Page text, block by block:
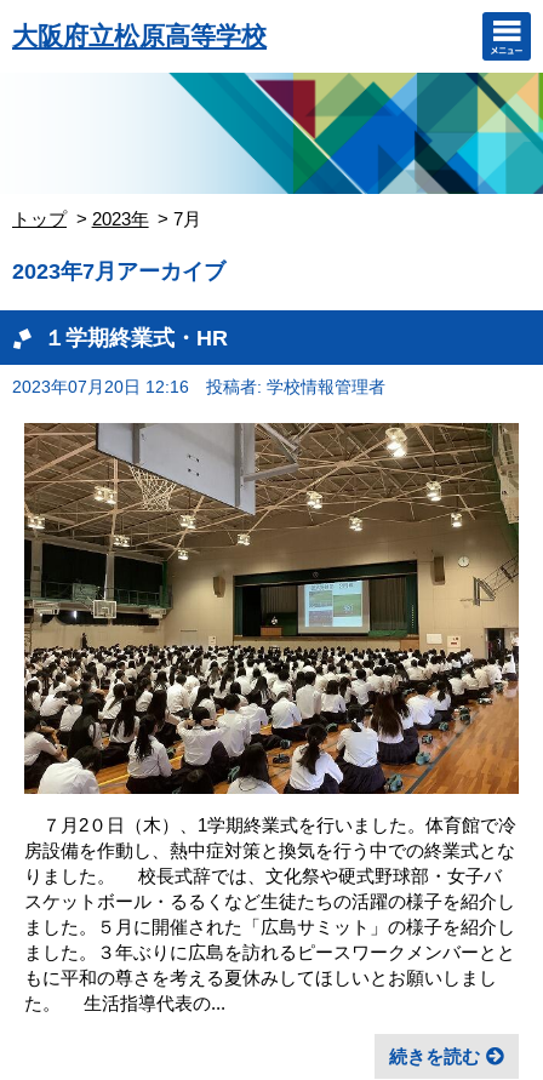
大阪府立松原高等学校
トップ 2023年 7月
2023年7月アーカイブ
１学期終業式・HR
2023年07月20日 12:16 投稿者: 学校情報管理者
７月2０日（木）、1学期終業式を行いました。体育館で冷
房設備を作動し、熱中症対策と換気を行う中での終業式とな
りました。 校長式辞では、文化祭や硬式野球部・女子バ
スケットボール・るるくなど生徒たちの活躍の様子を紹介し
ました。５月に開催された「広島サミット」の様子を紹介し
ました。３年ぶりに広島を訪れるピースワークメンバーとと
もに平和の尊さを考える夏休みしてほしいとお願いしまし
た。 生活指導代表の...
続きを読む